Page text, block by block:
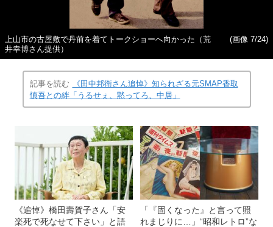
上山市の古屋敷で丹前を着てトークショーへ向かった（荒
井幸博さん提供）
(画像 7/24)
記事を読む
《田中邦衛さん追悼》知られざる元SMAP香取
慎吾との絆「うるせぇ、黙ってろ、中居」
《追悼》橋田壽賀子さん「安
楽死で死なせて下さい」と語
「『固くなった』と言って照
れまじりに…」“昭和レトロ”な